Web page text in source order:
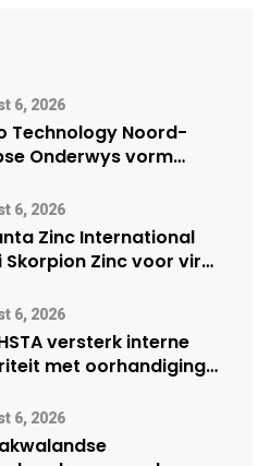
6, 2026
Technology Noord-
Onderwys vorm
6, 2026
Zinc International
Skorpion Zinc voor vir
6, 2026
versterk interne
met oorhandiging
6, 2026